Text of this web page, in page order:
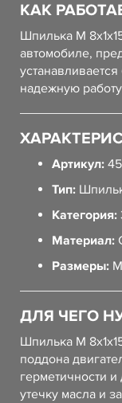
КАК
Шпилька М
автомобиле,
надежную
Артикул:
Тип:
Категория:
Материал:
Размеры:
ДЛЯ ЧЕГО
Шпилька М
поддона
герметичности
утечку масла и